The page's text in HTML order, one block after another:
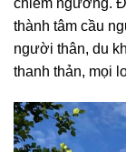
chiêm ngưỡng.
thành tâm cầu
người thân, du
thanh thản, mọi